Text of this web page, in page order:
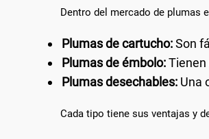
Dentro del mercado de plumas
Plumas de cartucho:Son
Plumas de émbolo:Tienen
Plumas desechables: Una
Cada tipo tiene sus ventajas y